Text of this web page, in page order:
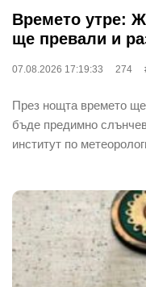
Времето утре:
ще превали и
07.08.2026 17:19:33 274
През нощта времето
бъде предимно
институт по